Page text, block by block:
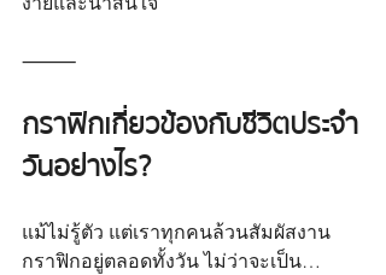
⸻
กราฟิกเกี่ยวข้องกับชีวิตประจำ
วันอย่างไร?
แม้ไม่รู้ตัว แต่เราทุกคนล้วนสัมผัสงาน
กราฟิกอยู่ตลอดทั้งวัน ไม่ว่าจะเป็น…